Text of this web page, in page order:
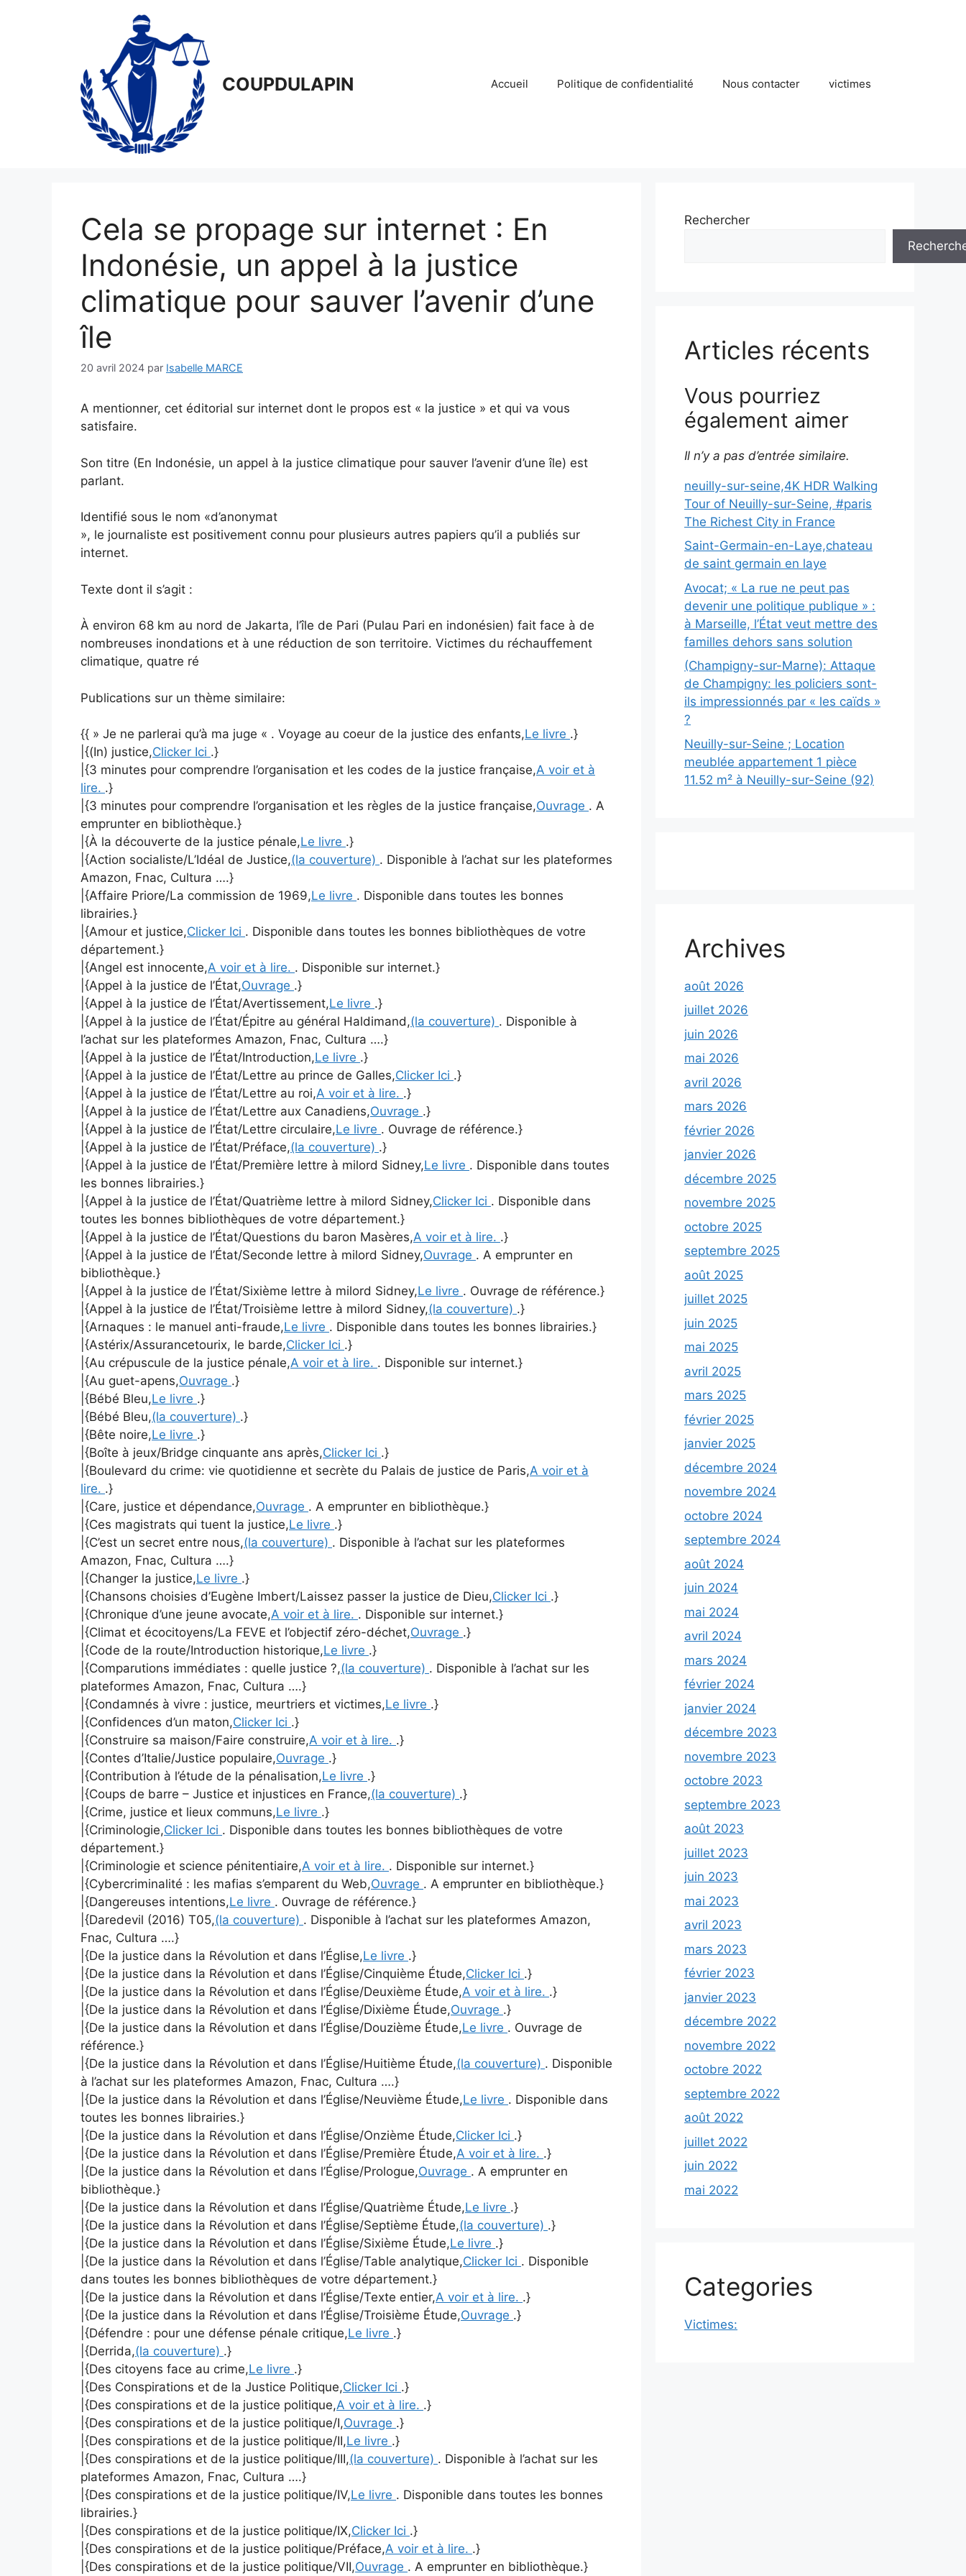
COUPDULAPIN Accueil Politique de confidentialité Nous contacter victimes
Cela se propage sur internet : En
Indonésie, un appel à la justice
climatique pour sauver l’avenir d’une
île
20 avril 2024 par Isabelle MARCE
A mentionner, cet éditorial sur internet dont le propos est « la justice » et qui va vous
satisfaire.
Son titre (En Indonésie, un appel à la justice climatique pour sauver l’avenir d’une île) est
parlant.
Identifié sous le nom «d’anonymat
», le journaliste est positivement connu pour plusieurs autres papiers qu’il a publiés sur
internet.
Texte dont il s’agit :
À environ 68 km au nord de Jakarta, l’île de Pari (Pulau Pari en indonésien) fait face à de
nombreuses inondations et à une réduction de son territoire. Victimes du réchauffement
climatique, quatre ré
Publications sur un thème similaire:
{{ » Je ne parlerai qu’à ma juge « . Voyage au coeur de la justice des enfants,Le livre .}
|{(In) justice,Clicker Ici .}
|{3 minutes pour comprendre l’organisation et les codes de la justice française,A voir et à
lire. .}
|{3 minutes pour comprendre l’organisation et les règles de la justice française,Ouvrage . A
emprunter en bibliothèque.}
|{À la découverte de la justice pénale,Le livre .}
|{Action socialiste/L’Idéal de Justice,(la couverture) . Disponible à l’achat sur les plateformes
Amazon, Fnac, Cultura ….}
|{Affaire Priore/La commission de 1969,Le livre . Disponible dans toutes les bonnes
librairies.}
|{Amour et justice,Clicker Ici . Disponible dans toutes les bonnes bibliothèques de votre
département.}
|{Angel est innocente,A voir et à lire. . Disponible sur internet.}
|{Appel à la justice de l’État,Ouvrage .}
|{Appel à la justice de l’État/Avertissement,Le livre .}
|{Appel à la justice de l’État/Épitre au général Haldimand,(la couverture) . Disponible à
l’achat sur les plateformes Amazon, Fnac, Cultura ….}
|{Appel à la justice de l’État/Introduction,Le livre .}
|{Appel à la justice de l’État/Lettre au prince de Galles,Clicker Ici .}
|{Appel à la justice de l’État/Lettre au roi,A voir et à lire. .}
|{Appel à la justice de l’État/Lettre aux Canadiens,Ouvrage .}
|{Appel à la justice de l’État/Lettre circulaire,Le livre . Ouvrage de référence.}
|{Appel à la justice de l’État/Préface,(la couverture) .}
|{Appel à la justice de l’État/Première lettre à milord Sidney,Le livre . Disponible dans toutes
les bonnes librairies.}
|{Appel à la justice de l’État/Quatrième lettre à milord Sidney,Clicker Ici . Disponible dans
toutes les bonnes bibliothèques de votre département.}
|{Appel à la justice de l’État/Questions du baron Masères,A voir et à lire. .}
|{Appel à la justice de l’État/Seconde lettre à milord Sidney,Ouvrage . A emprunter en
bibliothèque.}
|{Appel à la justice de l’État/Sixième lettre à milord Sidney,Le livre . Ouvrage de référence.}
|{Appel à la justice de l’État/Troisième lettre à milord Sidney,(la couverture) .}
|{Arnaques : le manuel anti-fraude,Le livre . Disponible dans toutes les bonnes librairies.}
|{Astérix/Assurancetourix, le barde,Clicker Ici .}
|{Au crépuscule de la justice pénale,A voir et à lire. . Disponible sur internet.}
|{Au guet-apens,Ouvrage .}
|{Bébé Bleu,Le livre .}
|{Bébé Bleu,(la couverture) .}
|{Bête noire,Le livre .}
|{Boîte à jeux/Bridge cinquante ans après,Clicker Ici .}
|{Boulevard du crime: vie quotidienne et secrète du Palais de justice de Paris,A voir et à
lire. .}
|{Care, justice et dépendance,Ouvrage . A emprunter en bibliothèque.}
|{Ces magistrats qui tuent la justice,Le livre .}
|{C’est un secret entre nous,(la couverture) . Disponible à l’achat sur les plateformes
Amazon, Fnac, Cultura ….}
|{Changer la justice,Le livre .}
|{Chansons choisies d’Eugène Imbert/Laissez passer la justice de Dieu,Clicker Ici .}
|{Chronique d’une jeune avocate,A voir et à lire. . Disponible sur internet.}
|{Climat et écocitoyens/La FEVE et l’objectif zéro-déchet,Ouvrage .}
|{Code de la route/Introduction historique,Le livre .}
|{Comparutions immédiates : quelle justice ?,(la couverture) . Disponible à l’achat sur les
plateformes Amazon, Fnac, Cultura ….}
|{Condamnés à vivre : justice, meurtriers et victimes,Le livre .}
|{Confidences d’un maton,Clicker Ici .}
|{Construire sa maison/Faire construire,A voir et à lire. .}
|{Contes d’Italie/Justice populaire,Ouvrage .}
|{Contribution à l’étude de la pénalisation,Le livre .}
|{Coups de barre – Justice et injustices en France,(la couverture) .}
|{Crime, justice et lieux communs,Le livre .}
|{Criminologie,Clicker Ici . Disponible dans toutes les bonnes bibliothèques de votre
département.}
|{Criminologie et science pénitentiaire,A voir et à lire. . Disponible sur internet.}
|{Cybercriminalité : les mafias s’emparent du Web,Ouvrage . A emprunter en bibliothèque.}
|{Dangereuses intentions,Le livre . Ouvrage de référence.}
|{Daredevil (2016) T05,(la couverture) . Disponible à l’achat sur les plateformes Amazon,
Fnac, Cultura ….}
|{De la justice dans la Révolution et dans l’Église,Le livre .}
|{De la justice dans la Révolution et dans l’Église/Cinquième Étude,Clicker Ici .}
|{De la justice dans la Révolution et dans l’Église/Deuxième Étude,A voir et à lire. .}
|{De la justice dans la Révolution et dans l’Église/Dixième Étude,Ouvrage .}
|{De la justice dans la Révolution et dans l’Église/Douzième Étude,Le livre . Ouvrage de
référence.}
|{De la justice dans la Révolution et dans l’Église/Huitième Étude,(la couverture) . Disponible
à l’achat sur les plateformes Amazon, Fnac, Cultura ….}
|{De la justice dans la Révolution et dans l’Église/Neuvième Étude,Le livre . Disponible dans
toutes les bonnes librairies.}
|{De la justice dans la Révolution et dans l’Église/Onzième Étude,Clicker Ici .}
|{De la justice dans la Révolution et dans l’Église/Première Étude,A voir et à lire. .}
|{De la justice dans la Révolution et dans l’Église/Prologue,Ouvrage . A emprunter en
bibliothèque.}
|{De la justice dans la Révolution et dans l’Église/Quatrième Étude,Le livre .}
|{De la justice dans la Révolution et dans l’Église/Septième Étude,(la couverture) .}
|{De la justice dans la Révolution et dans l’Église/Sixième Étude,Le livre .}
|{De la justice dans la Révolution et dans l’Église/Table analytique,Clicker Ici . Disponible
dans toutes les bonnes bibliothèques de votre département.}
|{De la justice dans la Révolution et dans l’Église/Texte entier,A voir et à lire. .}
|{De la justice dans la Révolution et dans l’Église/Troisième Étude,Ouvrage .}
|{Défendre : pour une défense pénale critique,Le livre .}
|{Derrida,(la couverture) .}
|{Des citoyens face au crime,Le livre .}
|{Des Conspirations et de la Justice Politique,Clicker Ici .}
|{Des conspirations et de la justice politique,A voir et à lire. .}
|{Des conspirations et de la justice politique/I,Ouvrage .}
|{Des conspirations et de la justice politique/II,Le livre .}
|{Des conspirations et de la justice politique/III,(la couverture) . Disponible à l’achat sur les
plateformes Amazon, Fnac, Cultura ….}
|{Des conspirations et de la justice politique/IV,Le livre . Disponible dans toutes les bonnes
librairies.}
|{Des conspirations et de la justice politique/IX,Clicker Ici .}
|{Des conspirations et de la justice politique/Préface,A voir et à lire. .}
|{Des conspirations et de la justice politique/VII,Ouvrage . A emprunter en bibliothèque.}
Rechercher
Articles récents
Vous pourriez
également aimer
Il n’y a pas d’entrée similaire.
neuilly-sur-seine,4K HDR Walking
Tour of Neuilly-sur-Seine, #paris
The Richest City in France
Saint-Germain-en-Laye,chateau
de saint germain en laye
Avocat; « La rue ne peut pas
devenir une politique publique » :
à Marseille, l’État veut mettre des
familles dehors sans solution
(Champigny-sur-Marne): Attaque
de Champigny: les policiers sont-
ils impressionnés par « les caïds »
?
Neuilly-sur-Seine ; Location
meublée appartement 1 pièce
11.52 m² à Neuilly-sur-Seine (92)
Archives
août 2026
juillet 2026
juin 2026
mai 2026
avril 2026
mars 2026
février 2026
janvier 2026
décembre 2025
novembre 2025
octobre 2025
septembre 2025
août 2025
juillet 2025
juin 2025
mai 2025
avril 2025
mars 2025
février 2025
janvier 2025
décembre 2024
novembre 2024
octobre 2024
septembre 2024
août 2024
juin 2024
mai 2024
avril 2024
mars 2024
février 2024
janvier 2024
décembre 2023
novembre 2023
octobre 2023
septembre 2023
août 2023
juillet 2023
juin 2023
mai 2023
avril 2023
mars 2023
février 2023
janvier 2023
décembre 2022
novembre 2022
octobre 2022
septembre 2022
août 2022
juillet 2022
juin 2022
mai 2022
Categories
Victimes: